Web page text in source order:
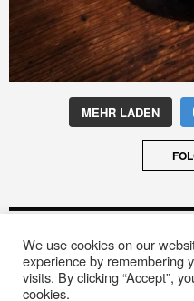
MEHR LADEN
Archiv
We use cookies on our
experience by remembering
visits. By clicking “Accept”,
cookies.